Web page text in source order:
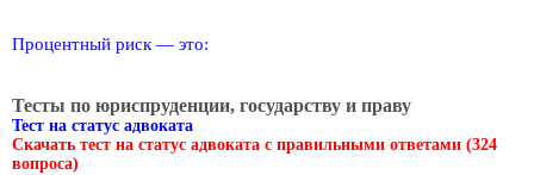
Процентный риск — это:
Тесты по юриспруденции, государству и праву
Тест на статус адвоката
Скачать тест на статус адвоката с правильными ответами (324
вопроса)